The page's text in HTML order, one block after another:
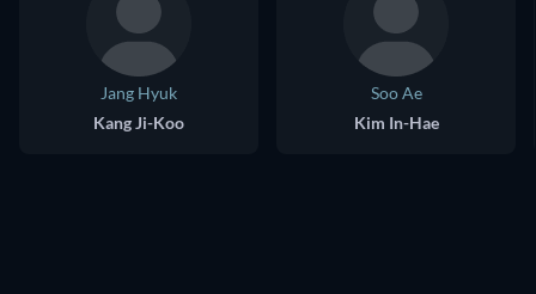
Jang Hyuk
Kang Ji-Koo
Soo Ae
Kim In-Hae